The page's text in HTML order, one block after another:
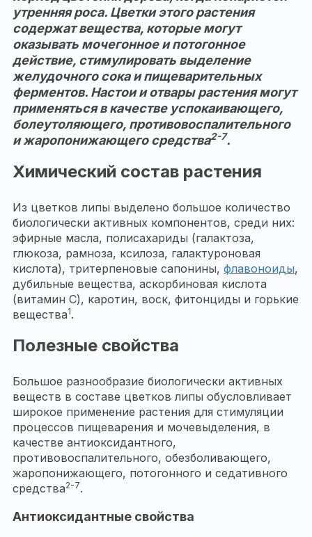
утренняя роса. Цветки этого растения
содержат вещества, которые могут
оказывать мочегонное и потогонное
действие, стимулировать выделение
желудочного сока и пищеварительных
ферментов. Настои и отвары растения могут
применяться в качестве успокаивающего,
болеутоляющего, противовоспалительного
и жаропонижающего средства2-7.
Химический состав растения
Из цветков липы выделено большое количество
биологически активных компонентов, среди них:
эфирные масла, полисахариды (галактоза,
глюкоза, рамноза, ксилоза, галактуроновая
кислота), тритерпеновые сапонины, флавоноиды,
дубильные вещества, аскорбиновая кислота
(витамин С), каротин, воск, фитонциды и горькие
вещества1.
Полезные свойства
Большое разнообразие биологически активных
веществ в составе цветков липы обусловливает
широкое применение растения для стимуляции
процессов пищеварения и мочевыделения, в
качестве антиоксидантного,
противовоспалительного, обезболивающего,
жаропонижающего, потогонного и седативного
средства2-7.
Антиоксидантные свойства